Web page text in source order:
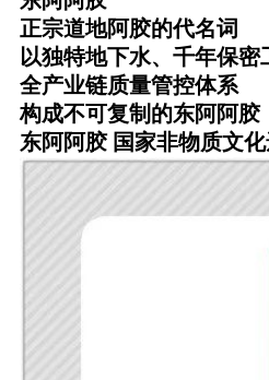
正宗道地阿胶的代名词
以独特地下水、千年保密
全产业链质量管控体系
构成不可复制的东阿阿胶
东阿阿胶 国家非物质文